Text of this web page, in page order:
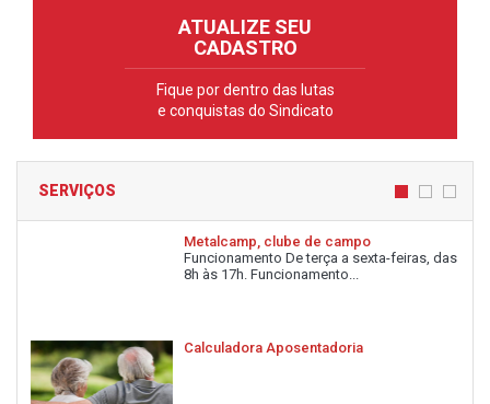
ATUALIZE SEU
CADASTRO
Fique por dentro das lutas
e conquistas do Sindicato
SERVIÇOS
Metalcamp, clube de campo
Funcionamento De terça a sexta-feiras, das
8h às 17h. Funcionamento...
Calculadora Aposentadoria